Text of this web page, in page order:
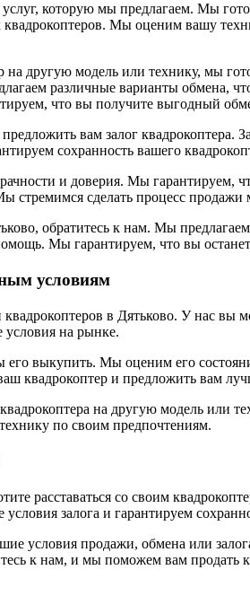
которую мы предлагаем. Мы
квадрокоптеров. Мы оценим вашу
на другую модель или технику, мы
различные варианты обмена,
что вы получите выгодный
вам залог квадрокоптера.
сохранность вашего
и доверия. Мы гарантируем,
стремимся сделать процесс
обратитесь к нам. Мы
Мы гарантируем, что вы
условиям
в Дятьково. У нас вы
условия на рынке.
его выкупить. Мы оценим его
квадрокоптер и предложить вам
на другую модель или
по своим предпочтениям.
расставаться со своим
залога и гарантируем
условия продажи, обмена или
к нам, и мы поможем вам продать